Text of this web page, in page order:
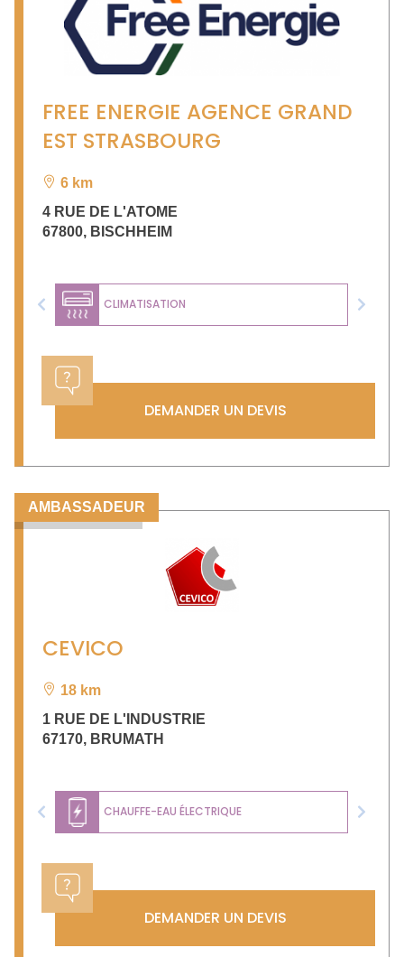
FREE ENERGIE AGENCE GRAND
EST STRASBOURG
6 km
4 RUE DE L'ATOME
67800, BISCHHEIM
CLIMATISATION
Previous Next
DEMANDER UN DEVIS
AMBASSADEUR
CEVICO
18 km
1 RUE DE L'INDUSTRIE
67170, BRUMATH
CHAUFFE-EAU ÉLECTRIQUE
Previous Next
DEMANDER UN DEVIS